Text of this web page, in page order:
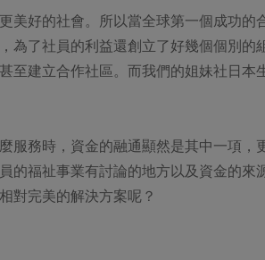
美好的社會。所以當全球第一個成功的
為了社員的利益還創立了好幾個個別的
至建立合作社區。而我們的姐妹社日本
務時，資金的融通顯然是其中一項，
的福祉事業有討論的地方以及資金的來
對完美的解決方案呢？